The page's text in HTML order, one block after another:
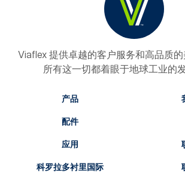
Viaflex 提供卓越的客户服务和高品质的
所有这一切都着眼于地球工业的
产品
配件
应用
科罗拉多衬里国际